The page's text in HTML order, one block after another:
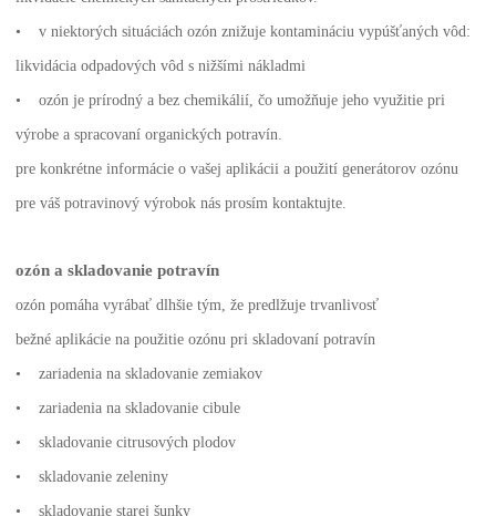
• v niektorých situáciách ozón znižuje kontamináciu vypúšťaných vôd:
likvidácia odpadových vôd s nižšími nákladmi
• ozón je prírodný a bez chemikálií, čo umožňuje jeho využitie pri
výrobe a spracovaní organických potravín.
pre konkrétne informácie o vašej aplikácii a použití generátorov ozónu
pre váš potravinový výrobok nás prosím kontaktujte.
ozón a skladovanie potravín
ozón pomáha vyrábať dlhšie tým, že predlžuje trvanlivosť
bežné aplikácie na použitie ozónu pri skladovaní potravín
• zariadenia na skladovanie zemiakov
• zariadenia na skladovanie cibule
• skladovanie citrusových plodov
• skladovanie zeleniny
• skladovanie starej šunky